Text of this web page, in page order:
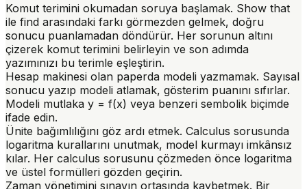
Komut terimini okumadan soruya başlamak. Show that
ile find arasındaki farkı görmezden gelmek, doğru
sonucu puanlamadan döndürür. Her sorunun altını
çizerek komut terimini belirleyin ve son adımda
yazımınızı bu terimle eşleştirin.
Hesap makinesi olan paperda modeli yazmamak. Sayısal
sonucu yazıp modeli atlamak, gösterim puanını sıfırlar.
Modeli mutlaka y = f(x) veya benzeri sembolik biçimde
ifade edin.
Ünite bağımlılığını göz ardı etmek. Calculus sorusunda
logaritma kurallarını unutmak, model kurmayı imkânsız
kılar. Her calculus sorusunu çözmeden önce logaritma
ve üstel formülleri gözden geçirin.
Zaman yönetimini sınavın ortasında kaybetmek. Bir